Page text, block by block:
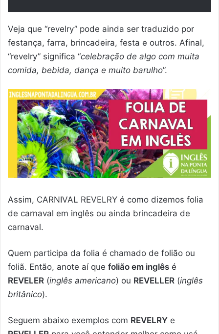
Veja que “revelry” pode ainda ser traduzido por
festança, farra, brincadeira, festa e outros. Afinal,
“revelry” significa “celebração de algo com muita
comida, bebida, dança e muito barulho”.
Assim, CARNIVAL REVELRY é como dizemos folia
de carnaval em inglês ou ainda brincadeira de
carnaval.
Quem participa da folia é chamado de folião ou
foliã. Então, anote aí que folião em inglês é
REVELER (inglês americano) ou REVELLER (inglês
britânico).
Seguem abaixo exemplos com REVELRY e